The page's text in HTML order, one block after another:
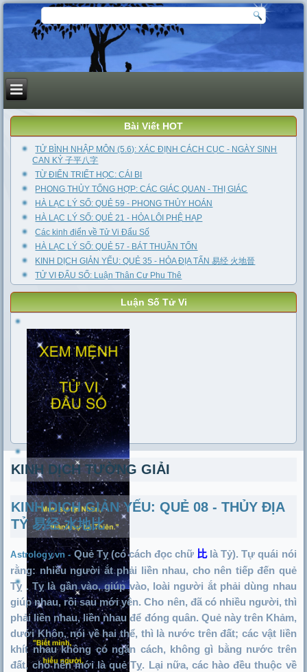
Bài Viết HOT
TỬ BÌNH NHẬP MÔN (5.6): XÁC ĐỊNH CÁCH CỤC - NGÀY SINH
CAN KỶ 子平八字
TỪ ĐIỂN TRIẾT HỌC: CÁI BI
PHONG THỦY TỔNG HỢP: CÁC GIÁC QUAN - THỊ GIÁC
HÀ LẠC LÝ SỐ: QUẺ 59 - PHONG THỦY HOÁN
HÀ LẠC LÝ SỐ: QUẺ 21 - HỎA LÔI PHỆ HẠP
Các kinh điển về Tử Vi Đẩu Số
HÀ LẠC LÝ SỐ: QUẺ 57 - BÁT THUẦN TỐN
KINH DỊCH GIẢN YẾU: QUẺ 35 - HỎA ĐỊA TẤN 易经 火地晉
TỬ VI ĐẨU SỐ: Luận Thân Cư Phu Thê
Luận Số Tử Vi
KINH DỊCH TƯỜNG GIẢI
KINH DỊCH GIẢN YẾU: QUẺ 08 - THỦY ĐỊA
TỶ 易经 水地比
Astrology.vn -Quẻ Tỵ (có cách đọc chữ 比là Tỷ). Tự quái nói
rằng: nhiều người ắt phải liền nhau, cho nên tiếp đến quẻ
Tỵ . Tỵ là gần vào, giúp vào, loài người ắt phải dùng nhau
giúp nhau, rồi sau mới yên. Cho nên, đã có nhiều người, thì
phải liền nhau, liền nhau để đóng quân. Quẻ này trên Khảm,
dưới Khôn, nói về hai thể, thì là nước trên đất; các vật liền
khít nhau không có ngăn cách, không gì bằng nước trên
đất, cho nên mới là quẻ Tỵ. Lại nữa, các hào đều thuộc về